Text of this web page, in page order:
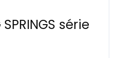
SPRINGS série